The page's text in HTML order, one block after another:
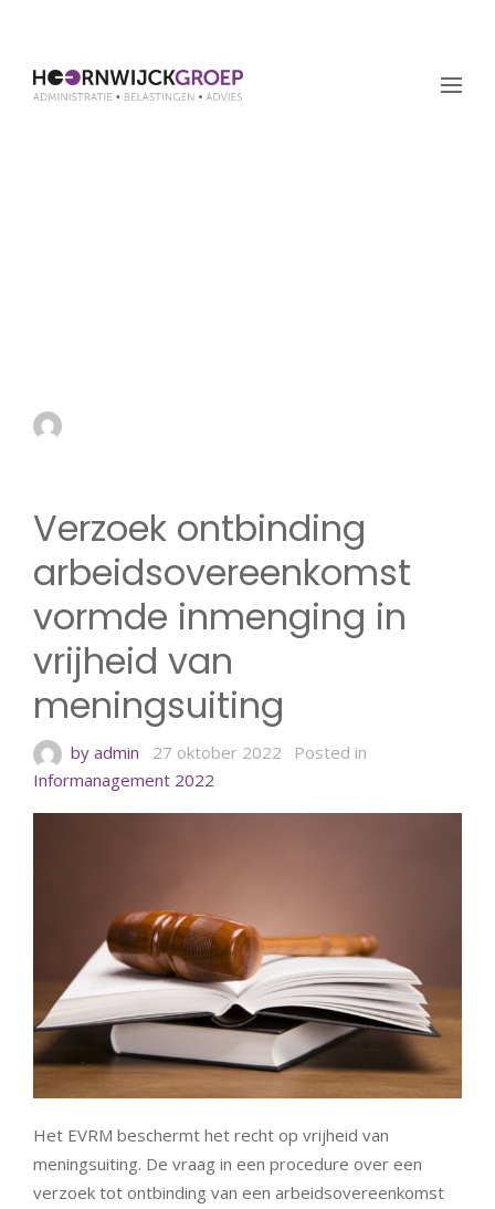
Verzoek ontbinding
arbeidsovereenkomst
vormde inmenging in
vrijheid van
meningsuiting
by admin 27 oktober 2022
Posted in
Informanagement 2022
Het EVRM beschermt het recht op vrijheid van
meningsuiting. De vraag in een procedure over een
verzoek tot ontbinding van een arbeidsovereenkomst